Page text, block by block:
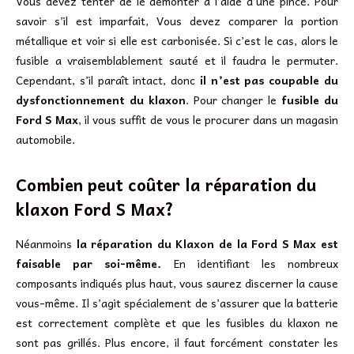
savoir s’il est imparfait, Vous devez comparer la portion
métallique et voir si elle est carbonisée. Si c’est le cas, alors le
fusible a vraisemblablement sauté et il faudra le permuter.
Cependant, s’il paraît intact, donc il n’est pas coupable du
dysfonctionnement du klaxon. Pour changer le fusible du
Ford S Max, il vous suffit de vous le procurer dans un magasin
automobile.
Combien peut coûter la réparation du
klaxon Ford S Max?
Néanmoins la réparation du Klaxon de la Ford S Max est
faisable par soi-même. En identifiant les nombreux
composants indiqués plus haut, vous saurez discerner la cause
vous-même. Il s’agit spécialement de s’assurer que la batterie
est correctement complète et que les fusibles du klaxon ne
sont pas grillés. Plus encore, il faut forcément constater les